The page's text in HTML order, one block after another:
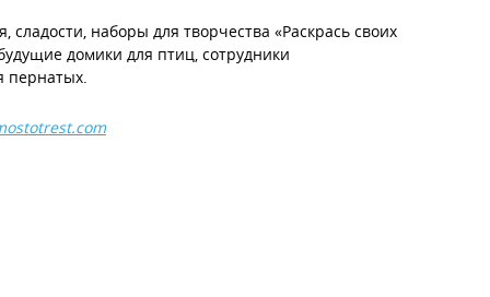
наборы для творчества «Раскрась своих
домики для птиц, сотрудники
пернатых.